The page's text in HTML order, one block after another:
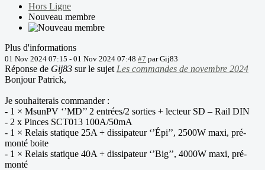
Hors Ligne
Nouveau membre
Plus d'informations
01 Nov 2024 07:15 - 01 Nov 2024 07:48 #7 parGij83
Réponse de Gij83 sur le sujet Les commandes de novembre 2024
Bonjour Patrick,
Je souhaiterais commander :
- 1 × MsunPV ‘’MD’’ 2 entrées/2 sorties + lecteur SD – Rail DIN
- 2 x Pinces SCT013 100A/50mA
- 1 × Relais statique 25A + dissipateur ‘’Épi’’, 2500W maxi, pré-
monté boite
- 1 × Relais statique 40A + dissipateur ‘’Big’’, 4000W maxi, pré-
monté